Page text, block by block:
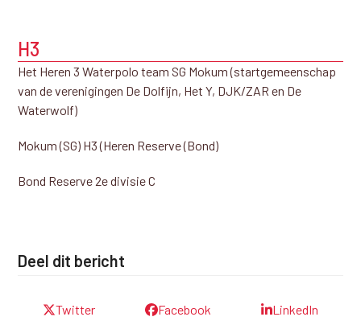
H3
Het Heren 3 Waterpolo team SG Mokum (startgemeenschap
van de verenigingen De Dolfijn, Het Y, DJK/ZAR en De
Waterwolf)
Mokum (SG) H3 (Heren Reserve (Bond)
Bond Reserve 2e divisie C
Deel dit bericht
Twitter Facebook LinkedIn